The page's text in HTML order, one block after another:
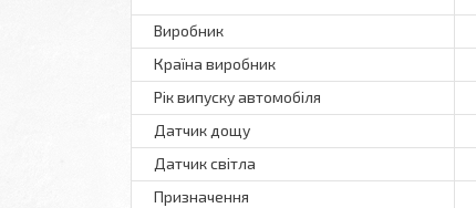
Виробник
Країна виробник
Рік випуску автомобіля
Датчик дощу
Датчик світла
Призначення